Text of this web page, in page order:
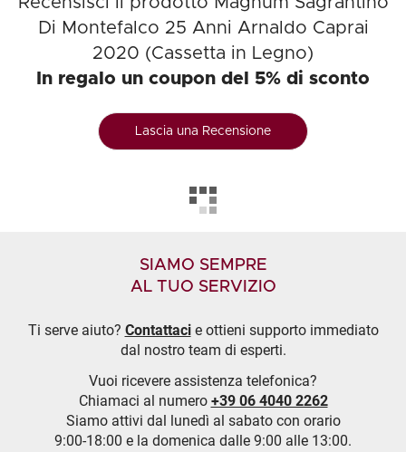
Di Montefalco 25 Anni Arnaldo Caprai
2020 (Cassetta in Legno)
In regalo un coupon del 5% di sconto
Lascia una Recensione
SIAMO SEMPRE
AL TUO SERVIZIO
Ti serve aiuto? Contattacie ottieni supporto immediato
dal nostro team di esperti.
Vuoi ricevere assistenza telefonica?
Chiamaci al numero +39 06 4040 2262
Siamo attivi dal lunedì al sabato con orario
9:00-18:00 e la domenica dalle 9:00 alle 13:00.